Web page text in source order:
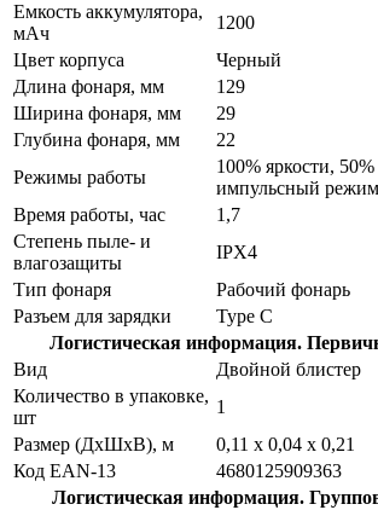
Емкость аккумулятора,
мАч
1200
Цвет корпуса
Черный
Длина фонаря, мм
129
Ширина фонаря, мм
29
Глубина фонаря, мм
22
Режимы работы
100% яркости, 50%
импульсный режим
Время работы, час
1,7
Степень пыле- и
влагозащиты
IPX4
Тип фонаря
Рабочий фонарь
Разъем для зарядки
Type C
Логистическая информация.
Вид
Двойной блистер
Количество в упаковке,
шт
1
Размер (ДхШхВ), м
0,11 х 0,04 х 0,21
Код EAN-13
4680125909363
Логистическая информация.